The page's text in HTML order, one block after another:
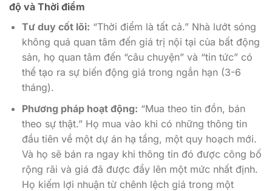
độ và Thời điểm
Tư duy cốt lõi: “Thời điểm là tất cả.” Nhà lướt sóng
không quá quan tâm đến giá trị nội tại của bất động
sản, họ quan tâm đến “câu chuyện” và “tin tức” có
thể tạo ra sự biến động giá trong ngắn hạn (3-6
tháng).
Phương pháp hoạt động: “Mua theo tin đồn, bán
theo sự thật.” Họ mua vào khi có những thông tin
đầu tiên về một dự án hạ tầng, một quy hoạch mới.
Và họ sẽ bán ra ngay khi thông tin đó được công bố
rộng rãi và giá đã được đẩy lên một mức nhất định.
Họ kiếm lợi nhuận từ chênh lệch giá trong một